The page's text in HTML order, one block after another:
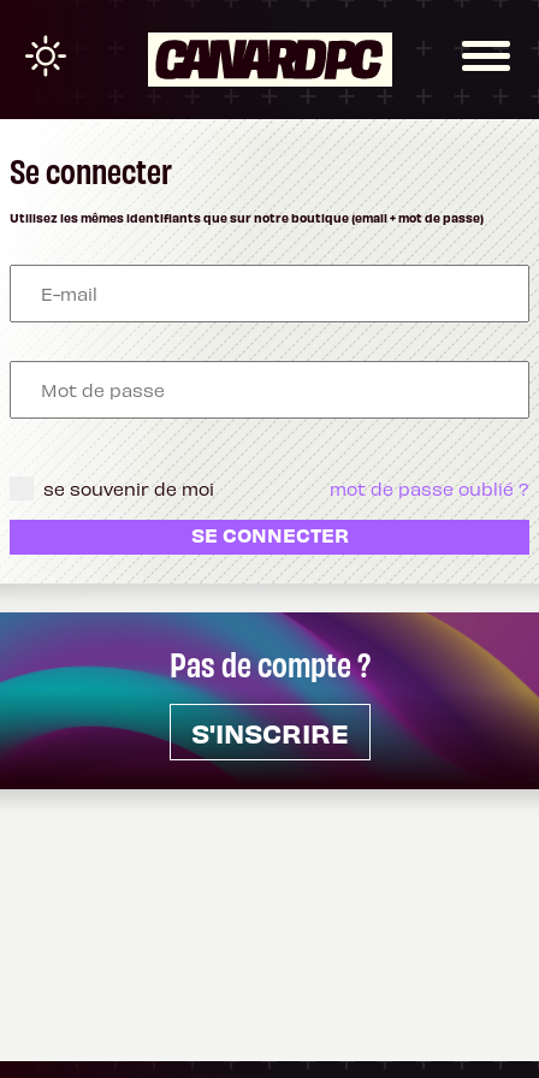
Pas de compte ?
S'INSCRIRE
Se connecter
Utilisez les mêmes identifiants que sur notre boutique (email + mot de passe)
se souvenir de moi mot de passe oublié ?
SE CONNECTER